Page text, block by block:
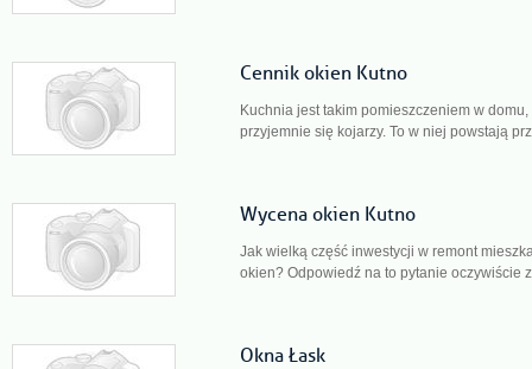
Cennik okien Kutno
Kuchnia jest takim pomieszczeniem w
przyjemnie się kojarzy. To w niej powstają
Wycena okien Kutno
Jak wielką część inwestycji w remont
okien? Odpowiedź na to pytanie oczywiście
Okna Łask